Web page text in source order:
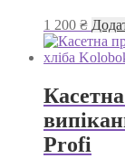
1 200 ₴
Profi